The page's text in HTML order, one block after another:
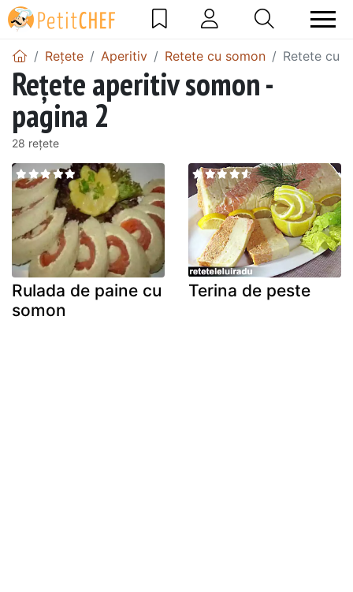
Rețete Aperitiv Retete cu somon Retete cu
Rețete aperitiv somon -
pagina 2
28 rețete
Rulada de paine cu
somon
Terina de peste